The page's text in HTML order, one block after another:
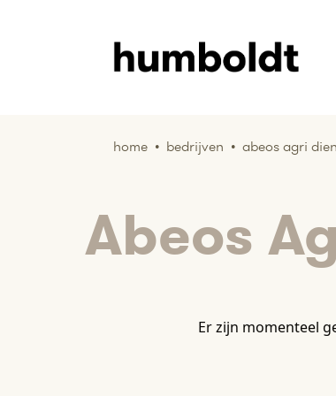
home • bedrijven • abeos agri
Abeos
Er zijn momenteel